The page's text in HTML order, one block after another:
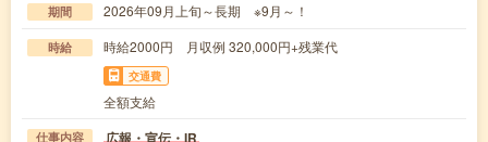
期間 2026年09月上旬～長期 ※9月～！
時給 時給2000円 月収例 320,000円+残業代
交通費
全額支給
仕事内容 広報・宣伝・IR